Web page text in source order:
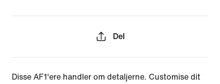
Del
Disse AF1'ere handler om detaljerne. Customise dit